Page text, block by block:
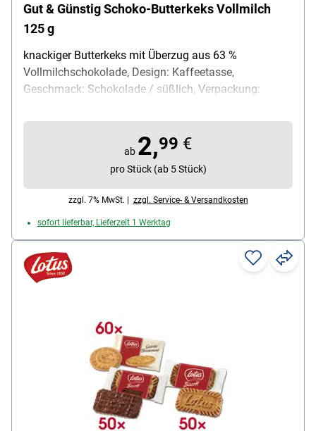
Gut & Günstig Schoko-Butterkeks Vollmilch
125 g
knackiger Butterkeks mit Überzug aus 63 %
Vollmilchschokolade, Design: Kaffeetasse,
Geschmack: Schokolade / süßlich, Verpackung:
Packung mit 125 g Keksen
ab 2,99 €
pro Stück (ab 5 Stück)
zzgl. 7% MwSt. | zzgl. Service- & Versandkosten
sofort lieferbar, Lieferzeit 1 Werktag